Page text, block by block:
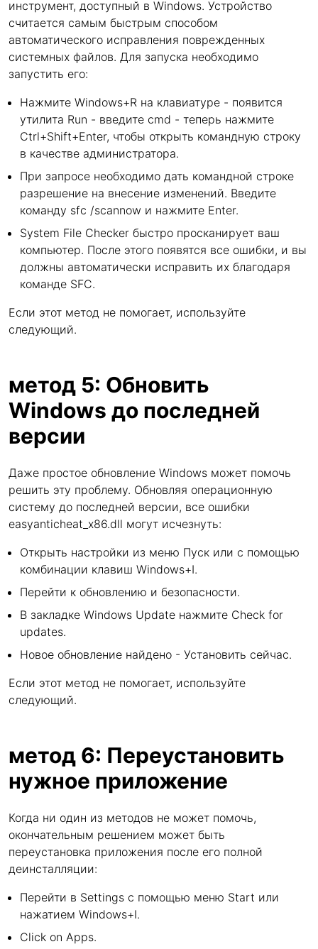
инструмент, доступный в Windows. Устройство
считается самым быстрым способом
автоматического исправления поврежденных
системных файлов. Для запуска необходимо
запустить его:
Нажмите Windows+R на клавиатуре - появится
утилита Run - введите cmd - теперь нажмите
Ctrl+Shift+Enter, чтобы открыть командную строку
в качестве администратора.
При запросе необходимо дать командной строке
разрешение на внесение изменений. Введите
команду sfc /scannow и нажмите Enter.
System File Checker быстро просканирует ваш
компьютер. После этого появятся все ошибки, и вы
должны автоматически исправить их благодаря
команде SFC.
Если этот метод не помогает, используйте
следующий.
метод 5: Обновить
Windows до последней
версии
Даже простое обновление Windows может помочь
решить эту проблему. Обновляя операционную
систему до последней версии, все ошибки
easyanticheat_x86.dll могут исчезнуть:
Открыть настройки из меню Пуск или с помощью
комбинации клавиш Windows+I.
Перейти к обновлению и безопасности.
В закладке Windows Update нажмите Check for
updates.
Новое обновление найдено - Установить сейчас.
Если этот метод не помогает, используйте
следующий.
метод 6: Переустановить
нужное приложение
Когда ни один из методов не может помочь,
окончательным решением может быть
переустановка приложения после его полной
деинсталляции:
Перейти в Settings с помощью меню Start или
нажатием Windows+I.
Click on Apps.